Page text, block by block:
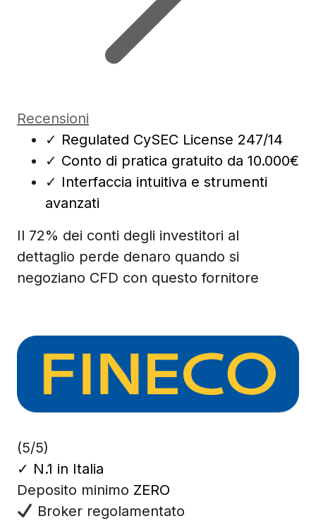
Recensioni
✓ Regulated CySEC License 247/14
✓ Conto di pratica gratuito da 10.000€
✓ Interfaccia intuitiva e strumenti
avanzati
Il 72% dei conti degli investitori al
dettaglio perde denaro quando si
negoziano CFD con questo fornitore
(5/5)
✓ N.1 in Italia
Deposito minimo ZERO
Broker regolamentato